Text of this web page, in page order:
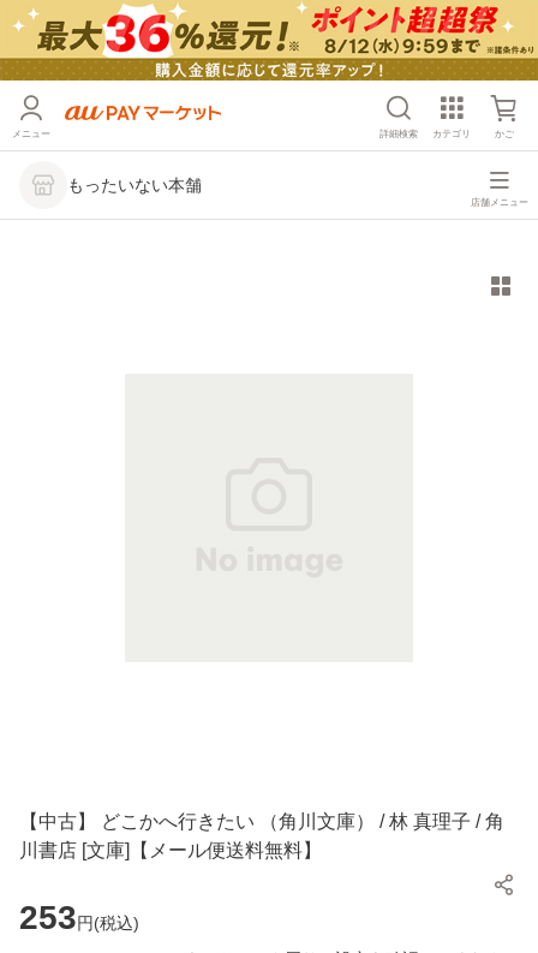
メニュー 詳細検索 カテゴリ かご
もったいない本舗
店舗メニュー
【中古】 どこかへ行きたい （角川文庫） / 林 真理子 / 角
川書店 [文庫]【メール便送料無料】
253円(税込)